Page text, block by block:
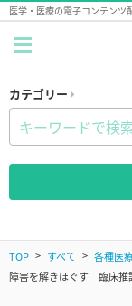
医学・医療の電子コンテンツ
カテゴリー
TOP すべて 各種医
障害を解きほぐす 臨床推